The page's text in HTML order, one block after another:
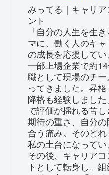
みってる｜キャリア
ント
「自分の人生を生
マに、働く人のキ
の成長を応援してい
一部上場企業で約
職として現場のチ
ってきました。昇格
降格も経験しまし
で評価が揺れる苦し
期待の重さ、自分の
合う痛み。そのど
私の土台になってい
その後、キャリア
トとして転身し、